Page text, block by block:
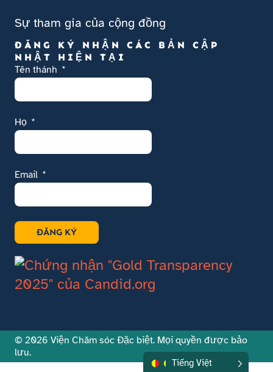
Sự tham gia của cộng đồng
ĐĂNG KÝ NHẬN CÁC BẢN CẬP
NHẬT HIỆN TẠI
Tên thánh
Họ
Email
ĐĂNG KÝ
© 2026 Viện Chăm sóc Đặc biệt. Mọi quyền được bảo
lưu.
Tiếng Việt